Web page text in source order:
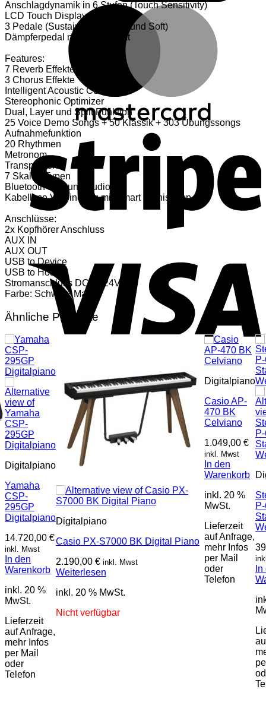
Anschlagdynamik in 6 Stufen (Touch Sensitivity)
LCD Touch Display
3 Pedale (Sustain, Sostenuto und Soft)
Dämpferpedal mit Druckpunkt
Features:
7 Reverb Effekte
3 Chorus Effekte
Intelligent Acoustic Control
Stereophonic Optimizer
Dual, Layer und Split Funktion
25 Voice Demo Songs + 50 Klassik + 303 Übungssongs
Aufnahmefunktion
20 Rhythmen
Metronom
Transponieren
7 Skalen Typen
Bluetooth Midi und Audio
Kabellose Verbindung mit Smart Pianist App
Anschlüsse:
2x Kopfhörer Anschluss
AUX IN
AUX OUT
USB to Device
USB to Host
Stromanschluss DC IN 24Volt
Farbe: Schwarz Matt
Ähnliche Produkte
Digitalpiano
Yamaha
CSP-
295GP
Digitalpiano
14.720,00 €
inkl. Mwst
In den
Warenkorb
inkl. 20 %
MwSt.
Lieferzeit
auf Anfrage,
mehr Infos
per Mail
oder
Telefon
Digitalpiano
Casio PX-S7000 BK Digital Piano
2.190,00€ inkl. Mwst
Weiterlesen
inkl. 20 % MwSt.
Nicht verfügbar
Digitalpiano
Casio AP-
470 BK
Celviano
1.049,00€
inkl. Mwst
In den
Warenkorb
inkl. 20 %
MwSt.
Lieferzeit
auf Anfrage,
mehr Infos
per Mail
oder
Telefon